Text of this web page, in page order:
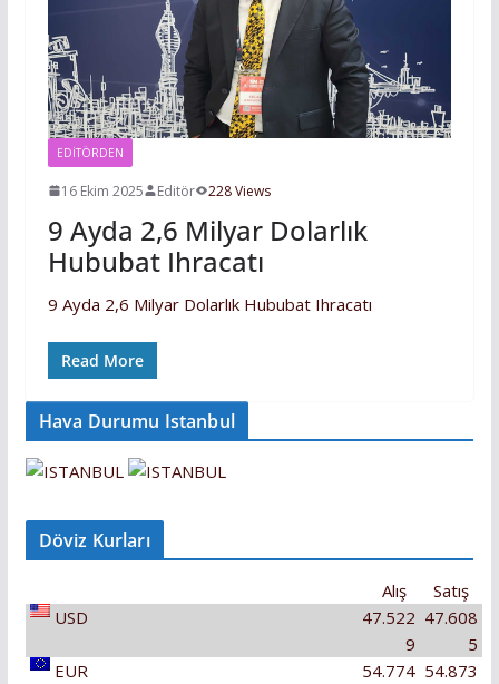
EDITÖRDEN
16 Ekim 2025 Editör 228 Views
9 Ayda 2,6 Milyar Dolarlık
Hububat Ihracatı
9 Ayda 2,6 Milyar Dolarlık Hububat Ihracatı
Read More
Hava Durumu Istanbul
Döviz Kurları
Satış
Alış
USD
47.608
5
47.522
9
EUR
54.873
54.774